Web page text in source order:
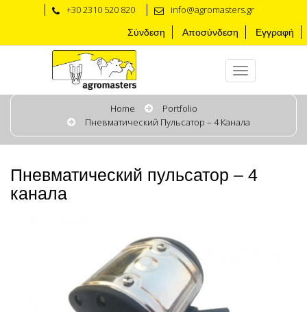
+30 2310 520 820 info@agromasters.gr
Σύνδεση Αποσύνδεση Εγγραφή
Home
Portfolio
Пневматический Пульсатор – 4 Канала
Пневматический пульсатор – 4
канала